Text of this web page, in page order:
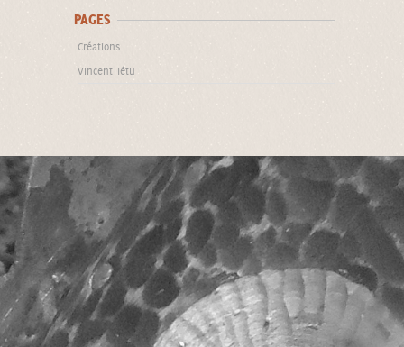
PAGES
Créations
Vincent Tétu